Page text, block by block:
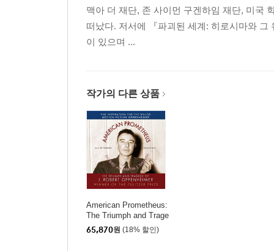
맥아 더 재단, 존 사이먼 구겐하임 재단, 미국
떠났다. 저서에 『파괴된 세계: 히로시마와
이 있으며 ...
작가의 다른 상품
American Prometheus:
The Triumph and Trage
dy of J. Robert Oppenh
eimer
65,870원 (18% 할인)